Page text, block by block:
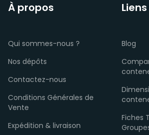
À propos
Qui sommes-nous ?
Nos dépôts
Contactez-nous
Conditions Générales de
Vente
Expédition & livraison
Blog
Fiches